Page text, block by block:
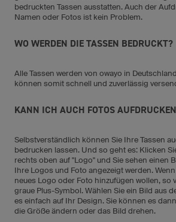
bedruckten Tassen ausstatten. Auch der
Namen oder Fotos ist kein Problem.
WO WERDEN DIE TASSEN BEDRUCKT?
Alle Tassen werden von owayo in
können somit schnell und zuverlässig
KANN ICH AUCH FOTOS
Selbstverständlich können Sie Ihre Tassen
bedrucken lassen. Und so geht es: Klicken
rechts oben auf "Logo" und Sie sehen einen
Ihre Logos und Foto angezeigt werden.
neues Logo oder Foto hinzufügen wollen, so
graue Plus-Symbol. Wählen Sie ein Bild aus
es einfach auf Ihr Design. Sie können es
die Größe ändern oder das Bild drehen.